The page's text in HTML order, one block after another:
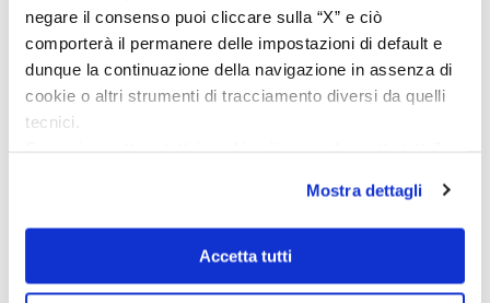
negare il consenso puoi cliccare sulla “X” e ciò
comporterà il permanere delle impostazioni di default e
dunque la continuazione della navigazione in assenza di
cookie o altri strumenti di tracciamento diversi da quelli
tecnici.
Se vuoi saperne di più consulta laprivacy policye la
Mostra dettagli
Accetta tutti
hätte ich bei einer hochwertigen Uhr dieser Preisklasse
erwartet, dass sie mit der vollständigen Originalpräsentation
geliefert wird. Insgesamt empfehle ich den Händler aufgrund
des guten Preises und der seriösen Abwicklung, hoffe
jedoch, dass bei zukünftigen Bestellungen mehr Wert auf
eine vollständige und originale Präsentation gelegt wird.
Perfetto